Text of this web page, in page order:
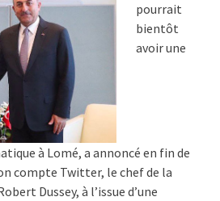
pourrait
bientôt
avoir une
à Lomé, a annoncé en fin de
compte Twitter, le chef de la
Dussey, à l’issue d’une